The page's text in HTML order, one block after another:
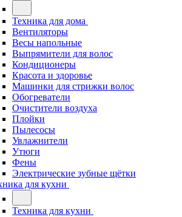
Техника для дома
Вентиляторы
Весы напольные
Выпрямители для волос
Кондиционеры
Красота и здоровье
Машинки для стрижки волос
Обогреватели
Очистители воздуха
Плойки
Пылесосы
Увлажнители
Утюги
Фены
Электрические зубные щётки
для кухни
Техника для кухни